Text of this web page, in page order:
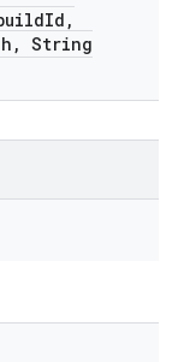
Id ,
, String